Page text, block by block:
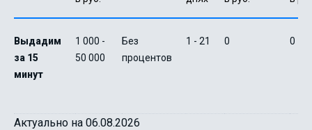
Выдадим
за 15
минут
1 000 -
50 000
Без
процентов
1 - 21 0 0
Актуально на 06.08.2026